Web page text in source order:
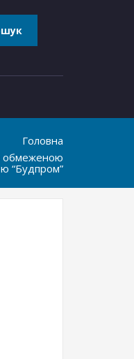
Головна
обмеженою
“Будпром”